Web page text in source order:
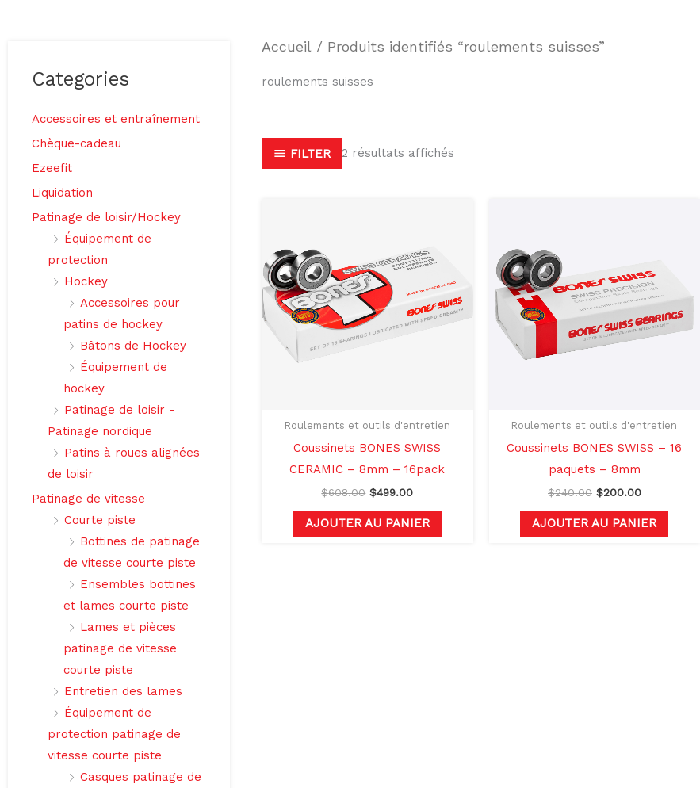
Categories
Accessoires et entraînement
Chèque-cadeau
Ezeefit
Liquidation
Patinage de loisir/Hockey
Équipement de
protection
Hockey
Accessoires pour
patins de hockey
Bâtons de Hockey
Équipement de
hockey
Patinage de loisir -
Patinage nordique
Patins à roues alignées
de loisir
Patinage de vitesse
Courte piste
Bottines de patinage
de vitesse courte piste
Ensembles bottines
et lames courte piste
Lames et pièces
patinage de vitesse
courte piste
Entretien des lames
Équipement de
protection patinage de
vitesse courte piste
Casques patinage de
Accueil / Produits identifiés “roulements suisses”
roulements suisses
FILTER 2 résultats affichés
Roulements et outils d'entretien
Coussinets BONES SWISS
CERAMIC – 8mm – 16pack
$608.00
$608.00.
$499.00
$499.00.
AJOUTER AU PANIER
Roulements et outils d'entretien
Coussinets BONES SWISS – 16
paquets – 8mm
$240.00 $200.00
AJOUTER AU PANIER